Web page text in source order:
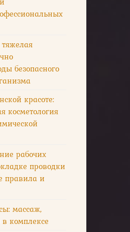
безопасного
красоте:
косметология
рабочих
проводки
правила и
массаж,
комплексе